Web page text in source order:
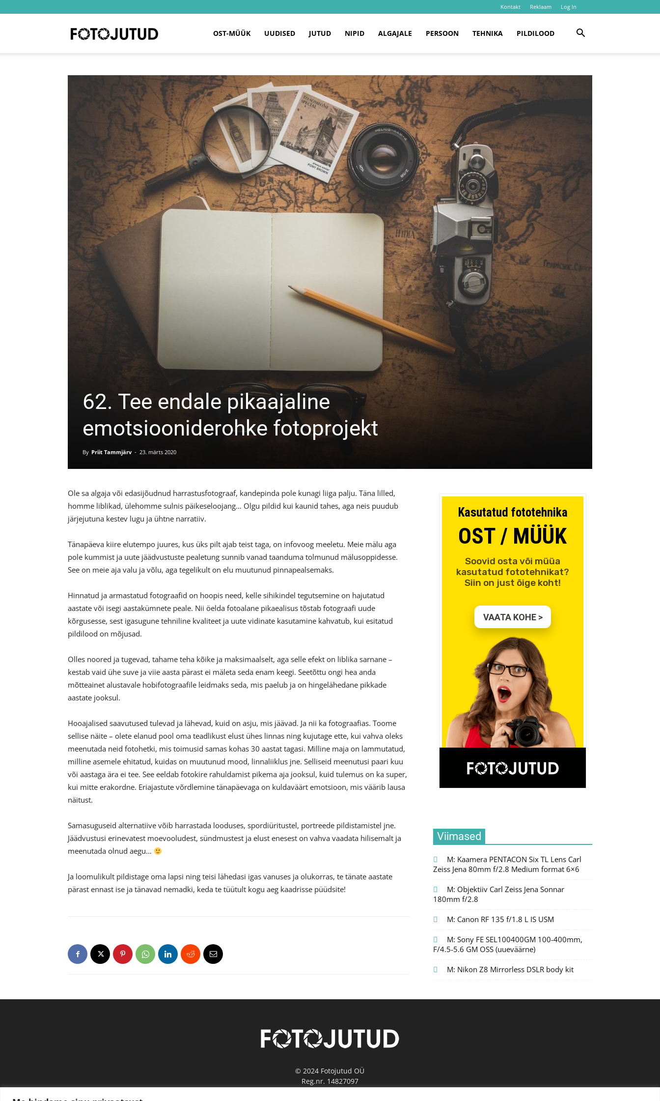
Kontakt Reklaam Log In
OST-MÜÜK UUDISED JUTUD NIPID ALGAJALE PERSOON TEHNIKA PILDILOOD
62. Tee endale pikaajaline
emotsiooniderohke fotoprojekt
By Priit Tammjärv - 23. märts 2020
Ole sa algaja või edasijõudnud harrastusfotograaf, kandepinda pole kunagi liiga palju. Täna lilled,
homme liblikad, ülehomme sulnis päikeseloojang… Olgu pildid kui kaunid tahes, aga neis puudub
järjejutuna kestev lugu ja ühtne narratiiv.
Tänapäeva kiire elutempo juures, kus üks pilt ajab teist taga, on infovoog meeletu. Meie mälu aga
pole kummist ja uute jäädvustuste pealetung sunnib vanad taanduma tolmunud mälusoppidesse.
See on meie aja valu ja võlu, aga tegelikult on elu muutunud pinnapealsemaks.
Hinnatud ja armastatud fotograafid on hoopis need, kelle sihikindel tegutsemine on hajutatud
aastate või isegi aastakümnete peale. Nii öelda fotoalane pikaealisus tõstab fotograafi uude
kõrgusesse, sest igasugune tehniline kvaliteet ja uute vidinate kasutamine kahvatub, kui esitatud
pildilood on mõjusad.
Olles noored ja tugevad, tahame teha kõike ja maksimaalselt, aga selle efekt on liblika sarnane –
kestab vaid ühe suve ja viie aasta pärast ei mäleta seda enam keegi. Seetõttu ongi hea anda
mõtteainet alustavale hobifotograafile leidmaks seda, mis paelub ja on hingelähedane pikkade
aastate jooksul.
Hooajalised saavutused tulevad ja lähevad, kuid on asju, mis jäävad. Ja nii ka fotograafias. Toome
sellise näite – olete elanud pool oma teadlikust elust ühes linnas ning kujutage ette, kui vahva oleks
meenutada neid fotohetki, mis toimusid samas kohas 30 aastat tagasi. Milline maja on lammutatud,
milline asemele ehitatud, kuidas on muutunud mood, linnaliiklus jne. Selliseid meenutusi paari kuu
või aastaga ära ei tee. See eeldab fotokire rahuldamist pikema aja jooksul, kuid tulemus on ka super,
kui mitte erakordne. Eriajastute võrdlemine tänapäevaga on kuldaväärt emotsioon, mis väärib lausa
näitust.
Samasuguseid alternatiive võib harrastada looduses, spordiüritustel, portreede pildistamistel jne.
Jäädvustusi erinevatest moevooludest, sündmustest ja elust enesest on vahva vaadata hilisemalt ja
meenutada olnud aegu…
Ja loomulikult pildistage oma lapsi ning teisi lähedasi igas vanuses ja olukorras, te tänate aastate
pärast ennast ise ja tänavad nemadki, keda te tüütult kogu aeg kaadrisse püüdsite!
Viimased
M: Kaamera PENTACON Six TL Lens Carl
Zeiss Jena 80mm f/2.8 Medium format 6×6
M: Objektiiv Carl Zeiss Jena Sonnar
180mm f/2.8
M: Canon RF 135 f/1.8 L IS USM
M: Sony FE SEL100400GM 100-400mm,
F/4.5-5.6 GM OSS (uueväärne)
M: Nikon Z8 Mirrorless DSLR body kit
© 2024 Fotojutud OÜ
Reg.nr. 14827097